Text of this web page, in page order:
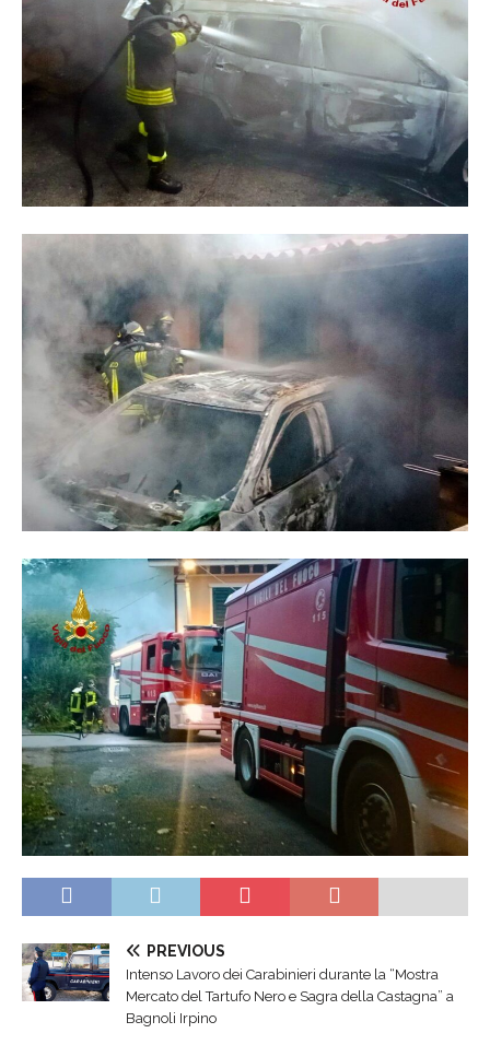
PREVIOUS
Intenso Lavoro dei Carabinieri durante la “Mostra
Mercato del Tartufo Nero e Sagra della Castagna” a
Bagnoli Irpino